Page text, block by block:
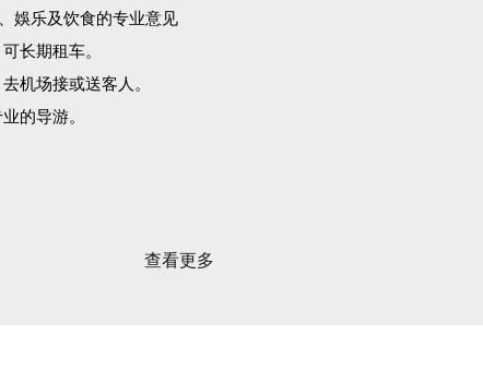
娛乐及饮食的专业意见
长期租车。
机场接或送客人。
的导游。
查看更多